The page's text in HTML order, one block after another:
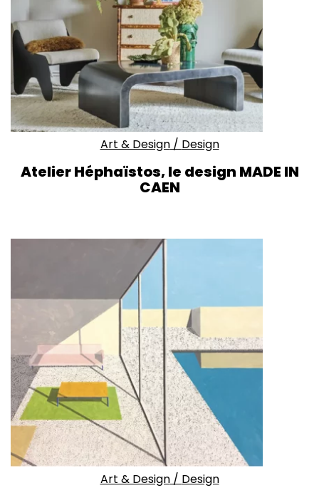
Art & Design/ Design
Atelier Héphaïstos, le design MADE IN
CAEN
Art & Design/ Design